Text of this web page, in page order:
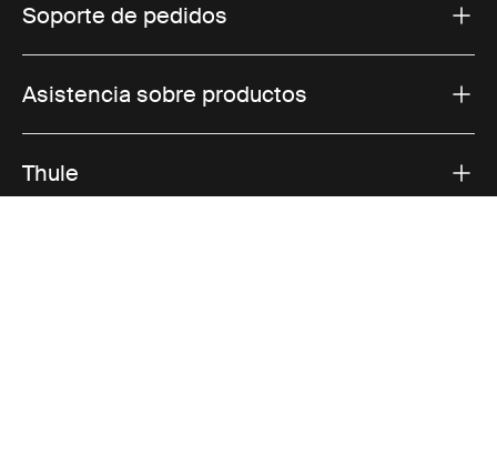
Soporte de pedidos
Asistencia sobre productos
Thule